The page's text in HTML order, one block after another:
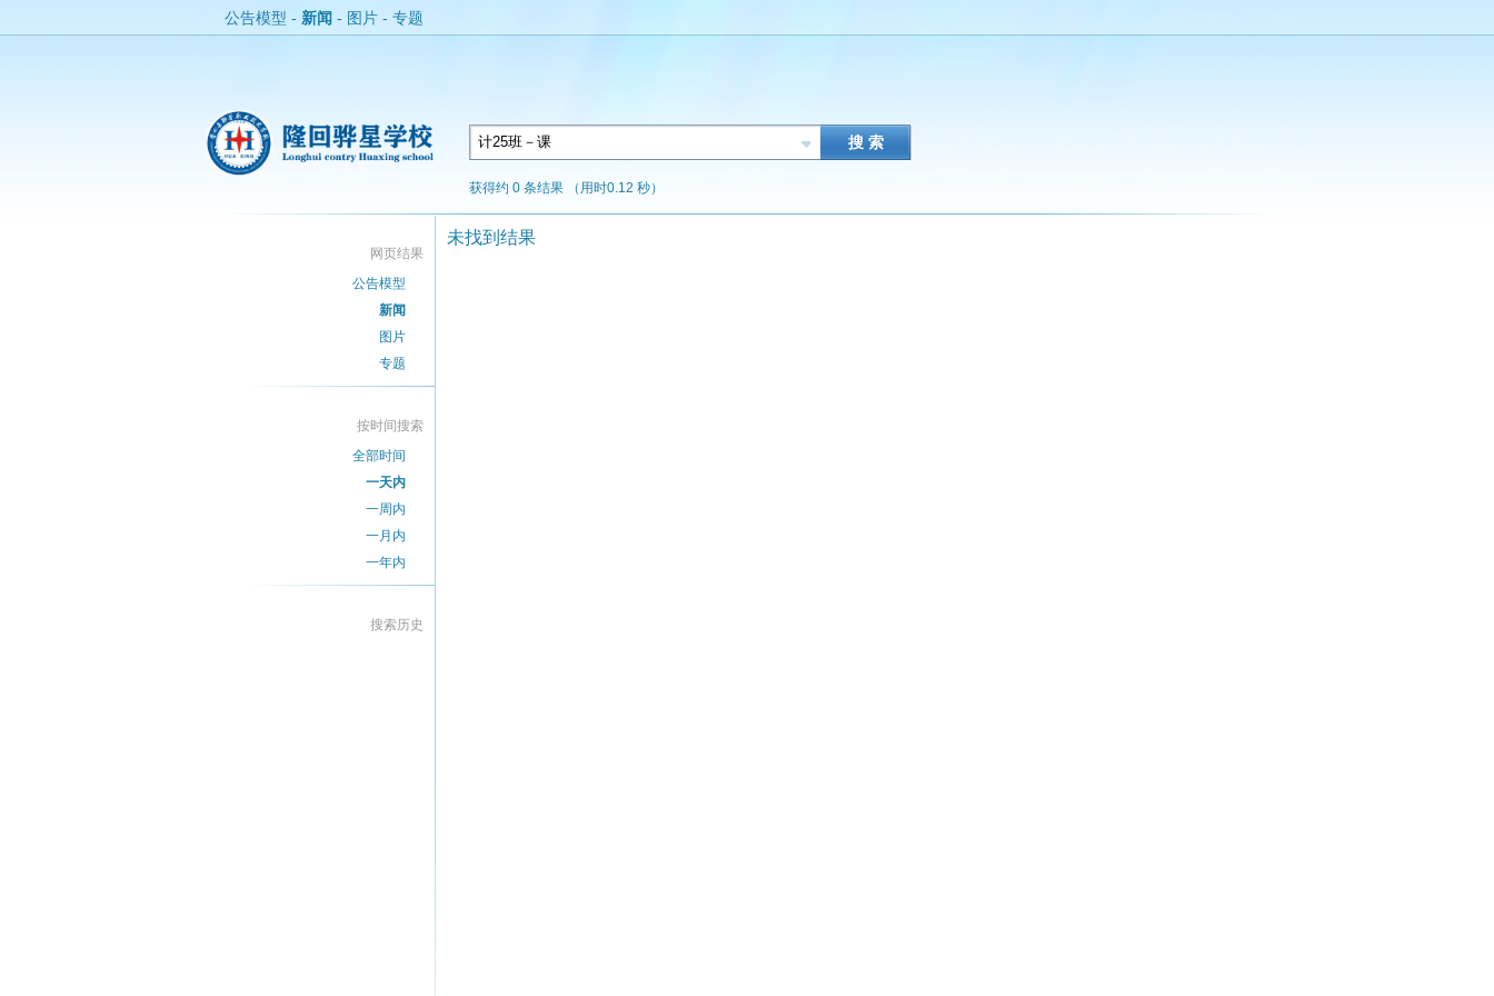
公告模型 - 新闻 - 图片 - 专题
获得约 0 条结果 （用时0.12 秒）
网页结果
公告模型
新闻
图片
专题
按时间搜索
全部时间
一天内
一周内
一月内
一年内
搜索历史
未找到结果